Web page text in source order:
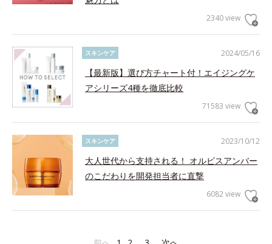
2340 view
2024/05/16
スキンケア
【最新版】選び方チャート付！エイジングケ
アシリーズ4種を徹底比較
71583 view
2023/10/12
スキンケア
大人世代から支持される！ オルビスアンバー
のこだわりを開発担当者に直撃
6082 view